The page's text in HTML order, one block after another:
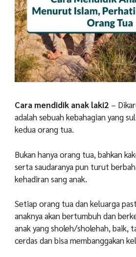
Cara mendidik anak laki2 –
adalah sebuah kebahagian yang
kedua orang tua.
Bukan hanya orang tua, bahkan
serta saudaranya pun turut
kehadiran sang anak.
Setiap orang tua dan keluarga
anaknya akan bertumbuh dan
anak yang sholeh/sholehah, baik,
cerdas dan bisa membanggakan